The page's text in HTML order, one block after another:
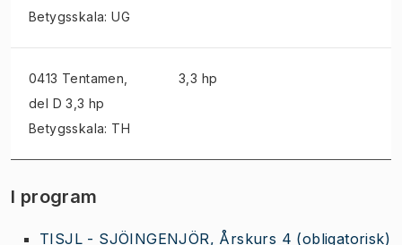
Betygsskala: UG
0413 Tentamen
del D 3,3 hp
Betygsskala: TH
3,3 hp
I program
TISJL - SJÖINGENJÖR, Årskurs 4 (obligatorisk)